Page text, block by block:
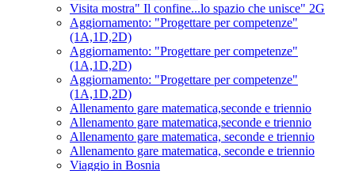
Visita mostra" Il confine...lo spazio che unisce" 2G
Aggiornamento: "Progettare per competenze"
(1A,1D,2D)
Aggiornamento: "Progettare per competenze"
(1A,1D,2D)
Aggiornamento: "Progettare per competenze"
(1A,1D,2D)
Allenamento gare matematica,seconde e triennio
Allenamento gare matematica,seconde e triennio
Allenamento gare matematica, seconde e triennio
Allenamento gare matematica, seconde e triennio
Viaggio in Bosnia